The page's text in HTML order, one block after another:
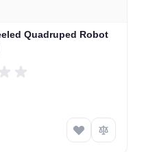
Quadruped Robot